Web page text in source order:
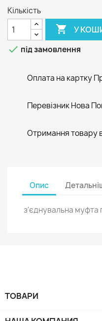
Кількість
 У
 під замовлення
Оплата на картку
Перевізник Нова
Отримання товару в
Опис
з'єднувальна муфта
ТОВАРИ